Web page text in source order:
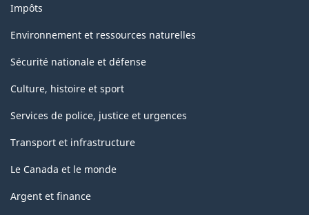
Impôts
Environnement et ressources naturelles
Sécurité nationale et défense
Culture, histoire et sport
Services de police, justice et urgences
Transport et infrastructure
Le Canada et le monde
Argent et finance